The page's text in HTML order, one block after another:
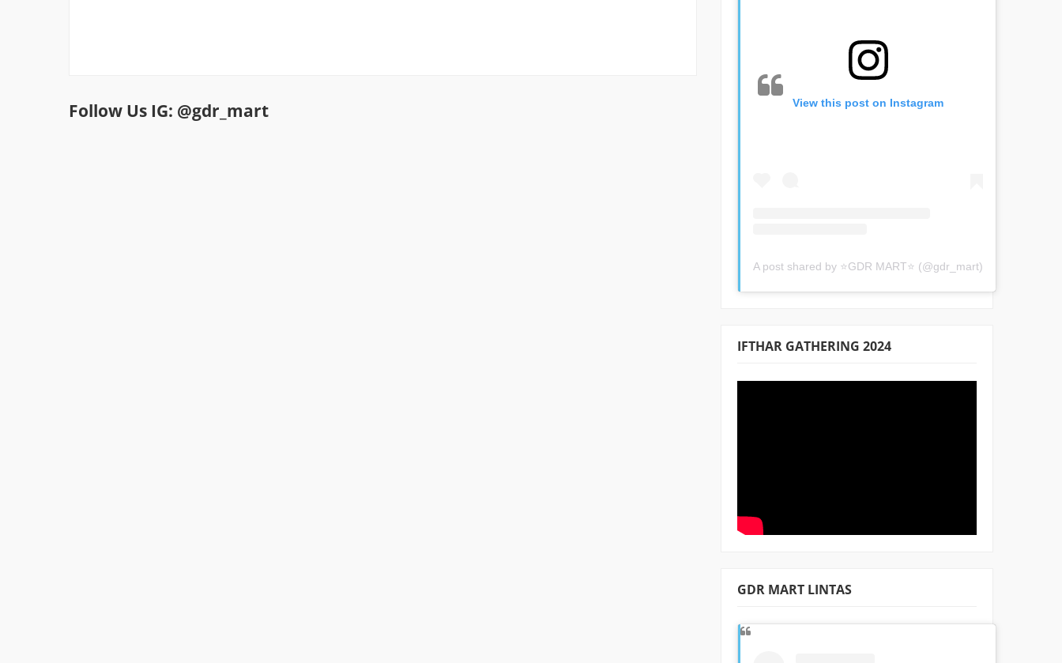
Follow Us IG: @gdr_mart View this post on Instagram
A post shared by ⭐GDR MART⭐ (@gdr_mart)
IFTHAR GATHERING 2024
GDR MART LINTAS